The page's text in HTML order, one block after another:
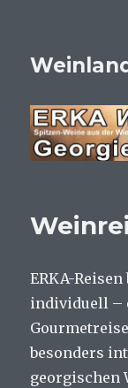
ERKA-
individuell –
besonders
georgischen